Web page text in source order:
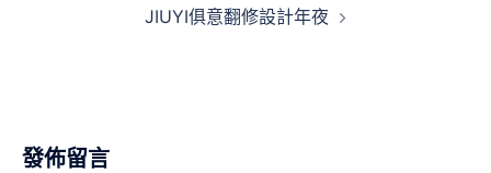
JIUYI俱意翻修設計年夜
發佈留言